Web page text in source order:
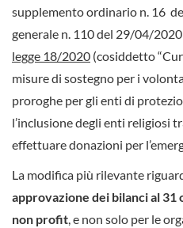
supplemento ordinario n. 16
generale n. 110 del 29/04/
legge 18/2020 (cosiddetto
misure di sostegno per i
proroghe per gli enti di
l’inclusione degli enti religiosi
effettuare donazioni per
La modifica più rilevante
approvazione dei bilanci al
non profit, e non solo per le